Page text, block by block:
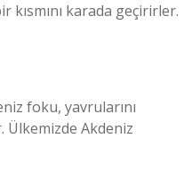
kısmını karada geçirirler.
foku, yavrularını
Ülkemizde Akdeniz